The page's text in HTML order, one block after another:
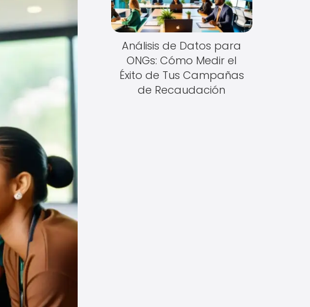
Análisis de Datos para
ONGs: Cómo Medir el
Éxito de Tus Campañas
de Recaudación